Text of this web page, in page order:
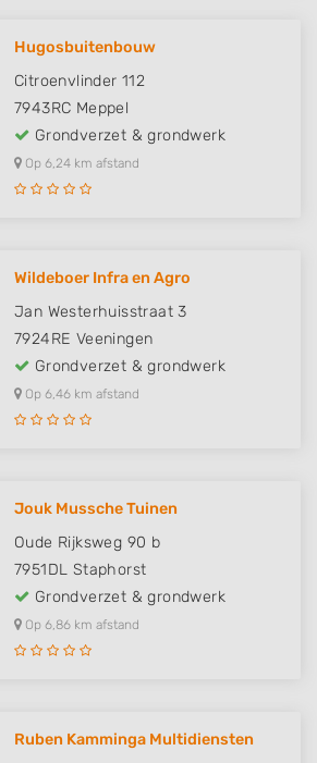
Hugosbuitenbouw
Citroenvlinder 112
7943RC Meppel
Grondverzet & grondwerk
Op 6,24 km afstand
Wildeboer Infra en Agro
Jan Westerhuisstraat 3
7924RE Veeningen
Grondverzet & grondwerk
Op 6,46 km afstand
Jouk Mussche Tuinen
Oude Rijksweg 90 b
7951DL Staphorst
Grondverzet & grondwerk
Op 6,86 km afstand
Ruben Kamminga Multidiensten